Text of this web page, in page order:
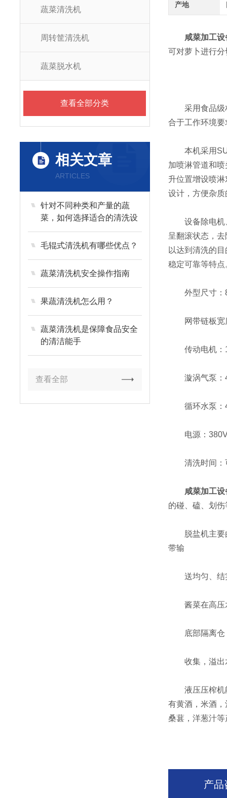
蔬菜清洗机
周转筐清洗机
蔬菜脱水机
查看全部分类
相关文章
ARTICLES
针对不同种类和产量的蔬
菜，如何选择适合的清洗设
备？
毛辊式清洗机有哪些优点？
蔬菜清洗机安全操作指南
果蔬清洗机怎么用？
蔬菜清洗机是保障食品安全
的清洁能手
查看全部
产地
咸菜加工
可对萝卜进行
采用食品级材
合于工作环境
本机采用
加喷淋管道和
升位置增设喷
设计，方便杂
设备除电机、
呈翻滚状态，
以达到清洗的
稳定可靠等特
外型尺寸：
网带链板宽
传动电机：
漩涡气泵：
循环水泵：
电源：380V
清洗时间：
咸菜加工
的碰、磕、划
脱盐机主要由
带输
送均匀、结
酱菜在高压水
底部隔离仓，
收集，溢出
液压压榨机能
有黄酒，米酒
桑葚，洋葱汁
产品